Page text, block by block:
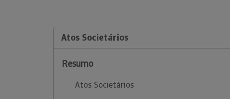
Atos Societários
Resumo
Atos Societários